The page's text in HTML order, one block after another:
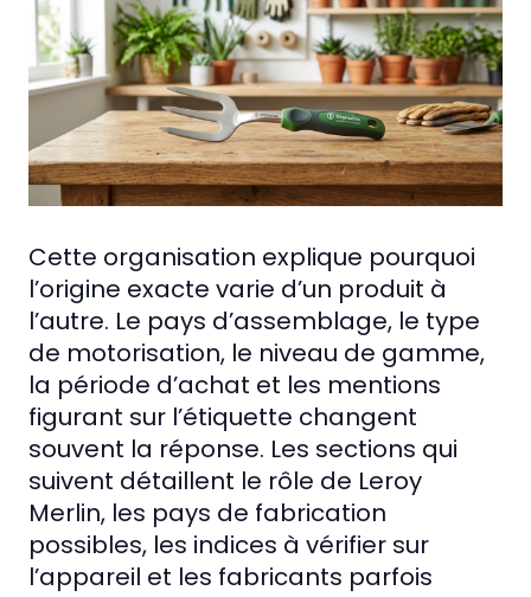
Cette organisation explique pourquoi
l’origine exacte varie d’un produit à
l’autre. Le pays d’assemblage, le type
de motorisation, le niveau de gamme,
la période d’achat et les mentions
figurant sur l’étiquette changent
souvent la réponse. Les sections qui
suivent détaillent le rôle de Leroy
Merlin, les pays de fabrication
possibles, les indices à vérifier sur
l’appareil et les fabricants parfois